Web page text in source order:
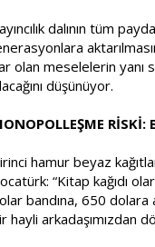
dalının tüm
olan meselelerin yanı
düşünüyor.
RİSKİ:
hamur beyaz
“Kitap kağıdı
bandına, 650 dolara
hayli arkadaşımızdan